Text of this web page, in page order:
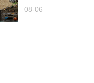
08-06